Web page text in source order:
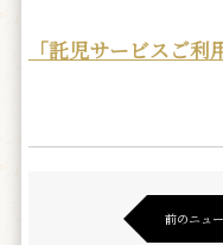
「託児サービスご
前のニュ